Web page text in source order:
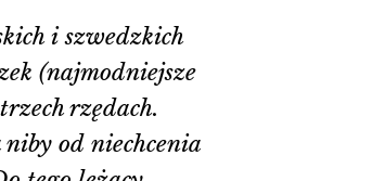
i szwedzkich
(najmodniejsze
rzędach.
od niechcenia